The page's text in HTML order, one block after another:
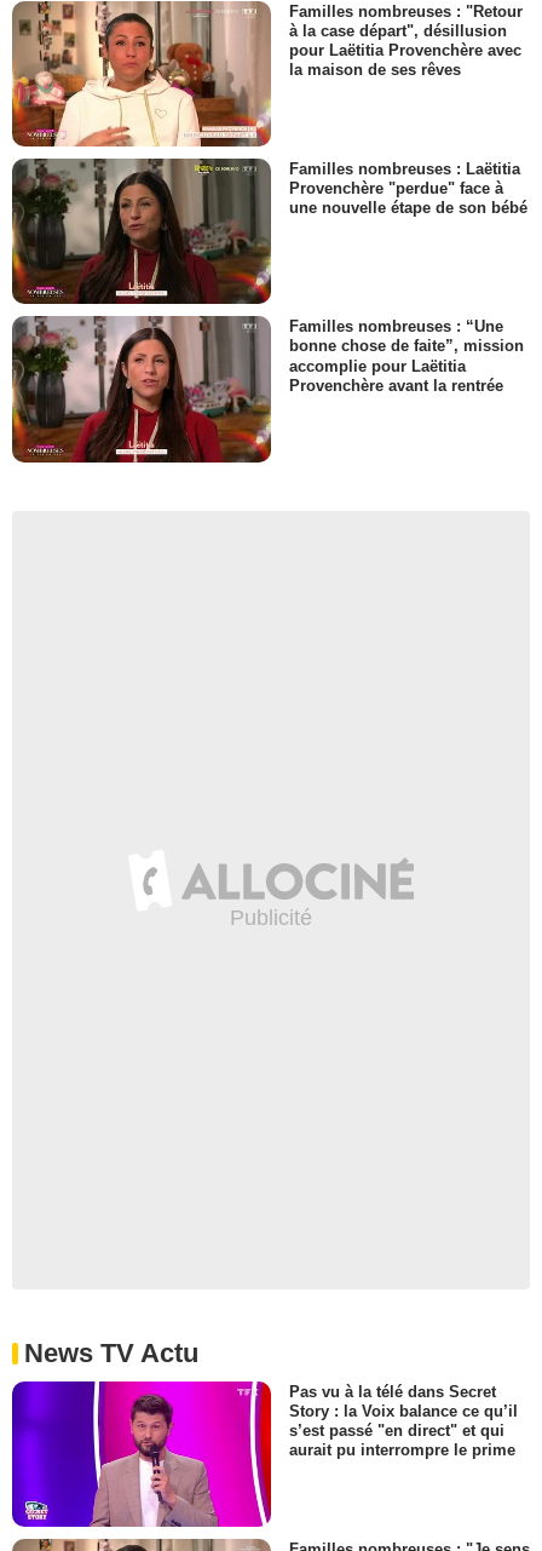
Familles nombreuses : "Retour
à la case départ", désillusion
pour Laëtitia Provenchère avec
la maison de ses rêves
Familles nombreuses : Laëtitia
Provenchère "perdue" face à
une nouvelle étape de son bébé
Familles nombreuses : “Une
bonne chose de faite”, mission
accomplie pour Laëtitia
Provenchère avant la rentrée
News TV Actu
Pas vu à la télé dans Secret
Story : la Voix balance ce qu’il
s’est passé "en direct" et qui
aurait pu interrompre le prime